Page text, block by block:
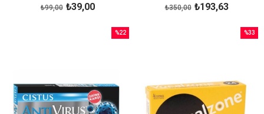
₺39,00
₺99,00 ₺193,63
₺350,00
%22
%33